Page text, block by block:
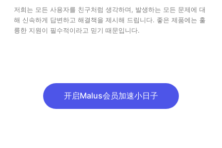
저희는 모든 사용자를 친구처럼 생각하며, 발생하는 모든 문제에 대
해 신속하게 답변하고 해결책을 제시해 드립니다. 좋은 제품에는 훌
륭한 지원이 필수적이라고 믿기 때문입니다.
开启Malus会员加速小日子